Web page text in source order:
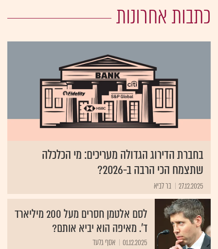
כתבות אחרונות
בחברת הדירוג הגדולה מעריכים: מי הכלכלה
שתצמח הכי הרבה ב-2026?
27.12.2025 בר לביא
לסם אלטמן חסרים מעל 200 מיליארד
ד'. מאיפה הוא יביא אותם?
01.12.2025 אסף גלעד